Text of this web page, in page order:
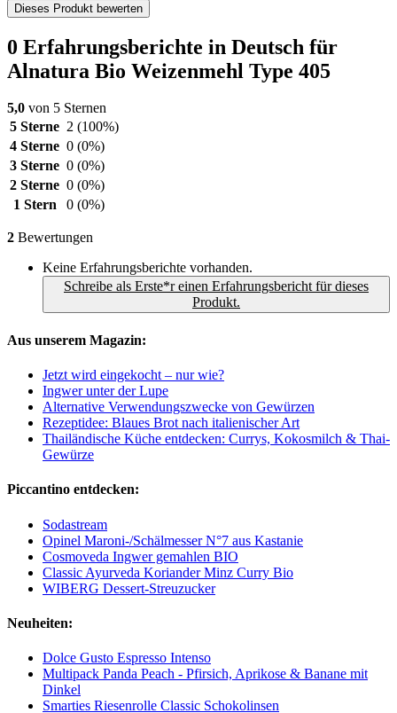
Dieses Produkt bewerten
0 Erfahrungsberichte in Deutsch für
Alnatura Bio Weizenmehl Type 405
5,0 von 5 Sternen
5 Sterne 2 (100%)
4 Sterne 0 (0%)
3 Sterne 0 (0%)
2 Sterne 0 (0%)
1 Stern
0 (0%)
2 Bewertungen
Keine Erfahrungsberichte vorhanden.
Schreibe als Erste*r einen Erfahrungsbericht für dieses
Produkt.
Aus unserem Magazin:
Jetzt wird eingekocht – nur wie?
Ingwer unter der Lupe
Alternative Verwendungszwecke von Gewürzen
Rezeptidee: Blaues Brot nach italienischer Art
Thailändische Küche entdecken: Currys, Kokosmilch & Thai-
Gewürze
Piccantino entdecken:
Sodastream
Opinel Maroni-/Schälmesser N°7 aus Kastanie
Cosmoveda Ingwer gemahlen BIO
Classic Ayurveda Koriander Minz Curry Bio
WIBERG Dessert-Streuzucker
Neuheiten:
Dolce Gusto Espresso Intenso
Multipack Panda Peach - Pfirsich, Aprikose & Banane mit
Dinkel
Smarties Riesenrolle Classic Schokolinsen